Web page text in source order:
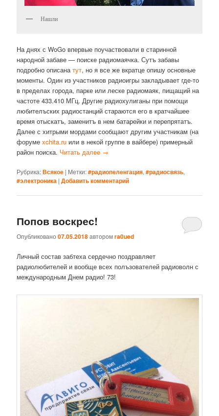
Нашли
На днях с WoGo впервые поучаствовали в старинной
народной забаве — поиске радиомаячка. Сутъ забавы
подробно описанатут, но я все же вкратце опишу основные
моменты. Один из участников радиоигры закладывает где-то
в пределах города, парке или леске радиомаяк, пищащий на
частоте 433.410 МГц. Другие радиохулиганы при помощи
любителъских радиостанций стараются его в кратчайшее
время отыскатъ, заменитъ в нем батарейки и перепрятатъ.
Далее с хитрыми мордами сообщают другим участникам (на
форумеxchita.ru или в некой группе в вайбере) примерный
район поиска. Читать далее →
Рубрика:Всякое | Метки:#радиопеленгация,#радиосвязь,
#электроника |Добавить комментарий
Попов воскрес!
Опубликовано07.05.2018авторомra0ued
Личный состав забтеха сердечно поздравляет
радиолюбителей и вообще всех полъзователей радиоволн с
международным Днем радио! 73!